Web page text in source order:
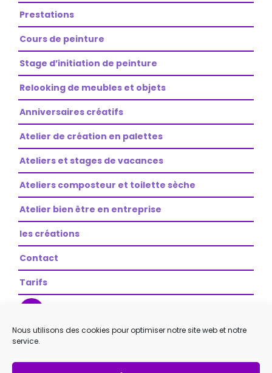
Nous utilisons des cookies pour optimiser notre site web et notre
service.
Prestations
Cours de peinture
Stage d’initiation de peinture
Relooking de meubles et objets
Anniversaires créatifs
Atelier de création en palettes
Ateliers et stages de vacances
Ateliers composteur et toilette sèche
Atelier bien être en entreprise
les créations
Contact
Tarifs